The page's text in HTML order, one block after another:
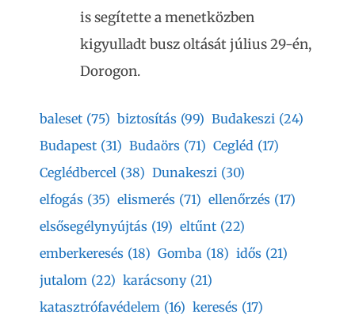
is segítette a menetközben
kigyulladt busz oltását július 29-én,
Dorogon.
baleset (75) biztosítás (99) Budakeszi (24)
Budapest (31) Budaörs (71) Cegléd (17)
Ceglédbercel (38) Dunakeszi (30)
elfogás (35) elismerés (71) ellenőrzés (17)
elsősegélynyújtás (19) eltűnt (22)
emberkeresés (18) Gomba (18) idős (21)
jutalom (22) karácsony (21)
katasztrófavédelem (16) keresés (17)